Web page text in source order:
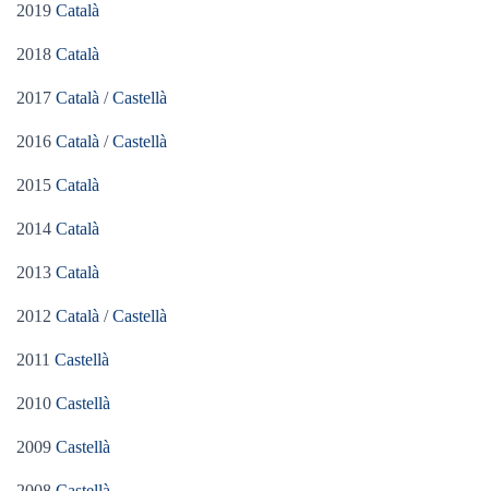
2019 Català
2018 Català
2017 Català /Castellà
2016 Català /Castellà
2015 Català
2014 Català
2013 Català
2012 Català /Castellà
2011 Castellà
2010 Castellà
2009 Castellà